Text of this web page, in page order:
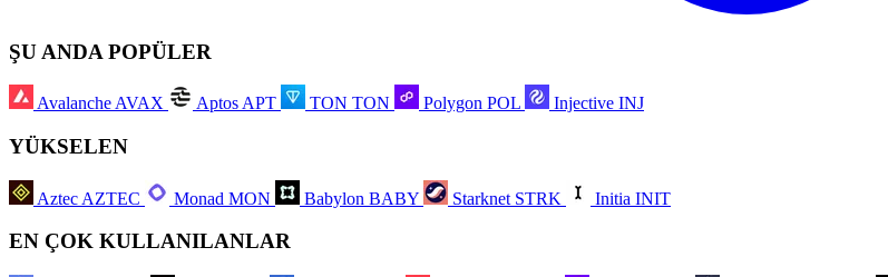
ŞU ANDA POPÜLER
Avalanche AVAX Aptos APT TON TON Polygon POL Injective INJ
YÜKSELEN
Aztec AZTEC Monad MON Babylon BABY Starknet STRK Initia INIT
EN ÇOK KULLANILANLAR